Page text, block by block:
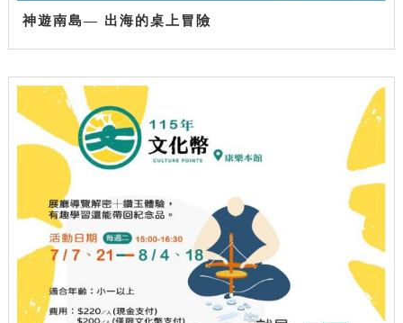
神遊南島— 出海的桌上冒險